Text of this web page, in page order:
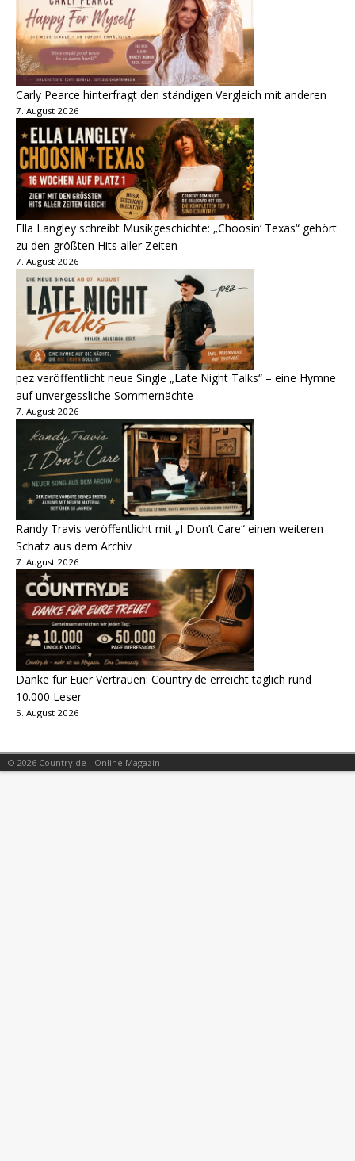
Carly Pearce hinterfragt den ständigen Vergleich mit anderen
7. August 2026
Ella Langley schreibt Musikgeschichte: „Choosin‘ Texas“ gehört
zu den größten Hits aller Zeiten
7. August 2026
pez veröffentlicht neue Single „Late Night Talks“ – eine Hymne
auf unvergessliche Sommernächte
7. August 2026
Randy Travis veröffentlicht mit „I Don’t Care“ einen weiteren
Schatz aus dem Archiv
7. August 2026
Danke für Euer Vertrauen: Country.de erreicht täglich rund
10.000 Leser
5. August 2026
© 2026 Country.de - Online Magazin